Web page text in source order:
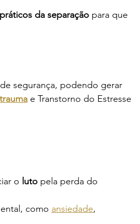
da separação para que
segurança, podendo gerar
trauma e Transtorno do Estresse
o luto pela perda do
como ansiedade,